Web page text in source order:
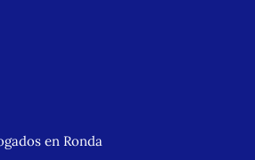
en Ronda